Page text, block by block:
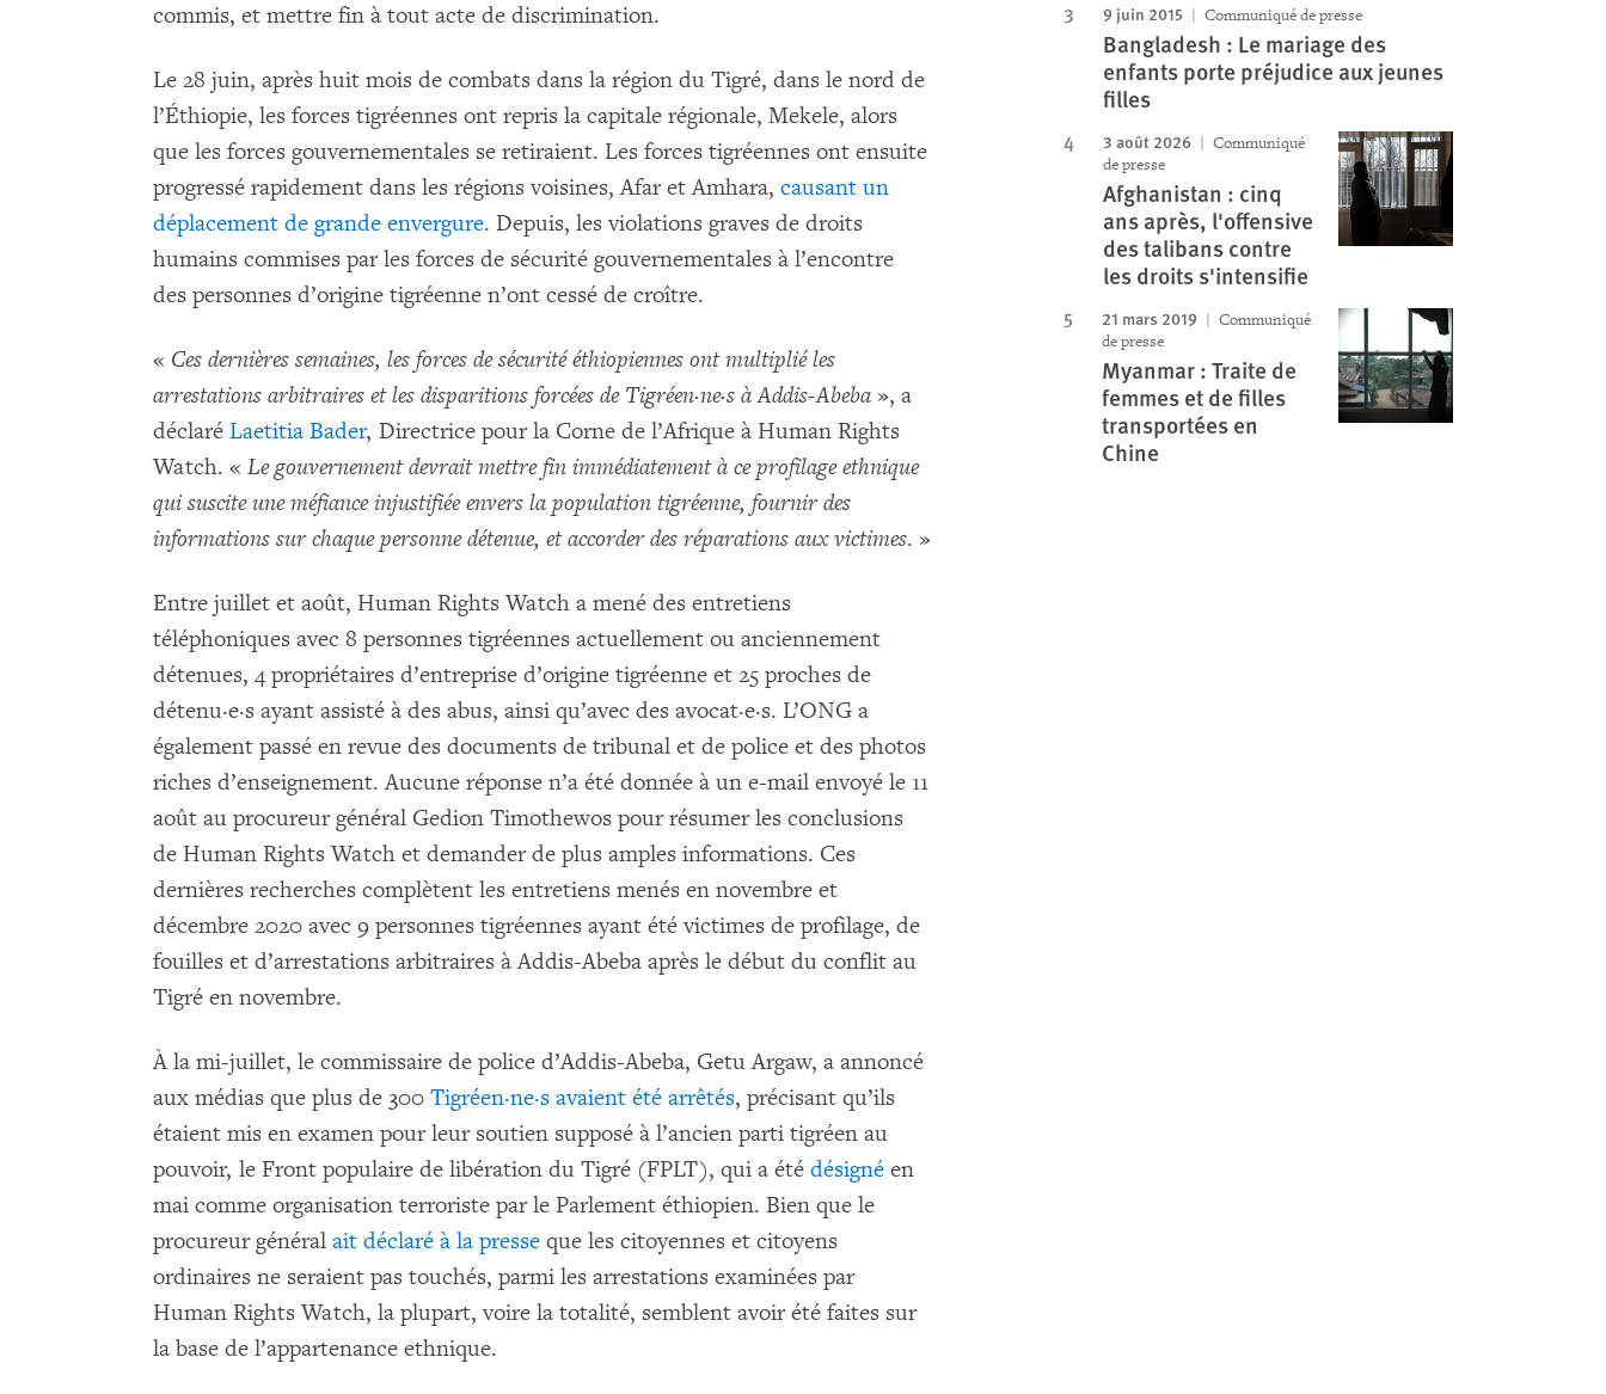
commis, et mettre fin à tout acte de discrimination.
Le 28 juin, après huit mois de combats dans la région du Tigré, dans le nord de
l’Éthiopie, les forces tigréennes ont repris la capitale régionale, Mekele, alors
que les forces gouvernementales se retiraient. Les forces tigréennes ont ensuite
progressé rapidement dans les régions voisines, Afar et Amhara, causant un
déplacement de grande envergure. Depuis, les violations graves de droits
humains commises par les forces de sécurité gouvernementales à l’encontre
des personnes d’origine tigréenne n’ont cessé de croître.
« Ces dernières semaines, les forces de sécurité éthiopiennes ont multiplié les
arrestations arbitraires et les disparitions forcées de Tigréen·ne·s à Addis-Abeba », a
déclaré Laetitia Bader, Directrice pour la Corne de l’Afrique à Human Rights
Watch. « Le gouvernement devrait mettre fin immédiatement à ce profilage ethnique
qui suscite une méfiance injustifiée envers la population tigréenne, fournir des
informations sur chaque personne détenue, et accorder des réparations aux victimes. »
Entre juillet et août, Human Rights Watch a mené des entretiens
téléphoniques avec 8 personnes tigréennes actuellement ou anciennement
détenues, 4 propriétaires d’entreprise d’origine tigréenne et 25 proches de
détenu·e·s ayant assisté à des abus, ainsi qu’avec des avocat·e·s. L’ONG a
également passé en revue des documents de tribunal et de police et des photos
riches d’enseignement. Aucune réponse n’a été donnée à un e-mail envoyé le 11
août au procureur général Gedion Timothewos pour résumer les conclusions
de Human Rights Watch et demander de plus amples informations. Ces
dernières recherches complètent les entretiens menés en novembre et
décembre 2020 avec 9 personnes tigréennes ayant été victimes de profilage, de
fouilles et d’arrestations arbitraires à Addis-Abeba après le début du conflit au
Tigré en novembre.
À la mi-juillet, le commissaire de police d’Addis-Abeba, Getu Argaw, a annoncé
aux médias que plus de 300 Tigréen·ne·s avaient été arrêtés, précisant qu’ils
étaient mis en examen pour leur soutien supposé à l’ancien parti tigréen au
pouvoir, le Front populaire de libération du Tigré (FPLT), qui a été désigné en
mai comme organisation terroriste par le Parlement éthiopien. Bien que le
procureur général ait déclaré à la presse que les citoyennes et citoyens
ordinaires ne seraient pas touchés, parmi les arrestations examinées par
Human Rights Watch, la plupart, voire la totalité, semblent avoir été faites sur
la base de l’appartenance ethnique.
9 juin 2015 Communiqué de presse
Bangladesh : Le mariage des
enfants porte préjudice aux jeunes
filles
3 août 2026
Communiqué
de presse
Afghanistan : cinq
ans après, l'offensive
des talibans contre
les droits s'intensifie
21 mars 2019
Communiqué
de presse
Myanmar : Traite de
femmes et de filles
transportées en
Chine